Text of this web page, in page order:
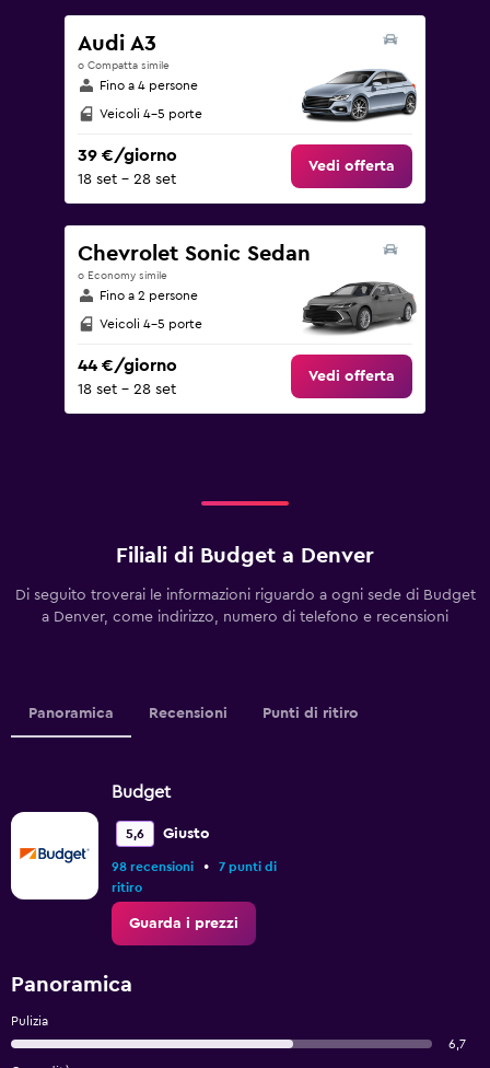
Audi A3
o Compatta simile
Fino a 4 persone
Veicoli 4-5 porte
39 €/giorno
18 set - 28 set
Vedi offerta
Chevrolet Sonic Sedan
o Economy simile
Fino a 2 persone
Veicoli 4-5 porte
44 €/giorno
18 set - 28 set
Vedi offerta
Filiali di Budget a Denver
Di seguito troverai le informazioni riguardo a ogni sede di Budget
a Denver, come indirizzo, numero di telefono e recensioni
Panoramica Recensioni Punti di ritiro
Budget
5,6 Giusto
98 recensioni •
7 punti di
ritiro
Guarda i prezzi
Panoramica
Pulizia
6,7